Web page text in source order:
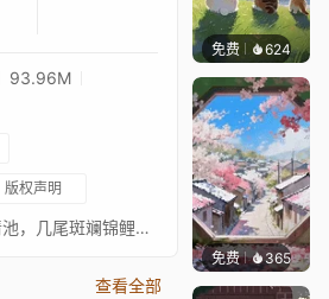
93.96M
版权声明
浅素底色上晕出一汪清池，几尾斑斓锦鲤悠游其中，水面点缀着翠绿莲叶，画风雅致，带着悠然的东方意境。
查看全部
免费 624渔小小
免费 365渔小小